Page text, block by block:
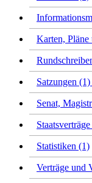
Karten, Pläne
Satzungen (1)
Senat,
Statistiken (1)
Verträge und